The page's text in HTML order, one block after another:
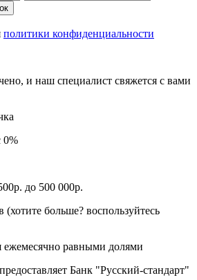
политики конфиденциальности
и наш специалист свяжется с вами
0%
до 500 000р.
(хотите больше? воспользуйтесь
ежемесячно равными долями
Банк "Русский-стандарт"